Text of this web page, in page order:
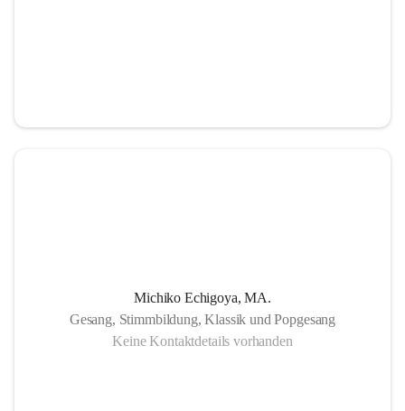
Michiko Echigoya, MA.
Gesang, Stimmbildung, Klassik und Popgesang
Keine Kontaktdetails vorhanden